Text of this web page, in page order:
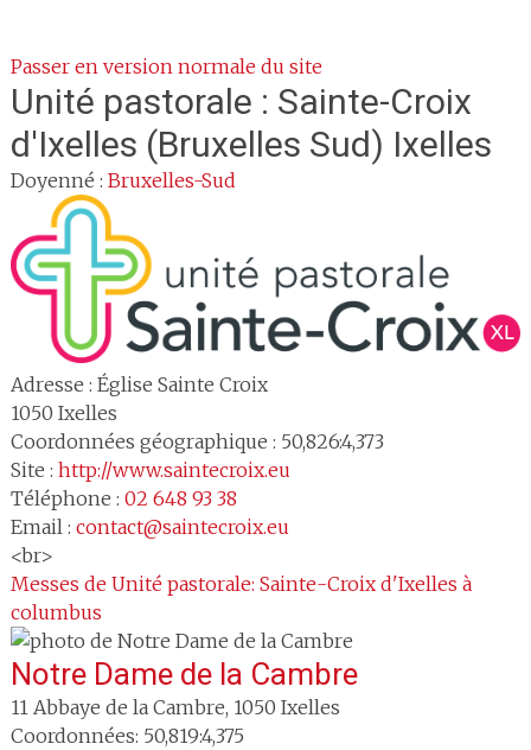
Passer en version normale du site
Unité pastorale : Sainte-Croix
d'Ixelles (Bruxelles Sud) Ixelles
Doyenné : Bruxelles-Sud
Adresse : Église Sainte Croix
1050 Ixelles
Coordonnées géographique : 50,826:4,373
Site : http://www.saintecroix.eu
Téléphone : 02 648 93 38
Email : contact@saintecroix.eu
<br>
Messes de Unité pastorale: Sainte-Croix d'Ixelles à
columbus
Notre Dame de la Cambre
11 Abbaye de la Cambre, 1050 Ixelles
Coordonnées: 50,819:4,375